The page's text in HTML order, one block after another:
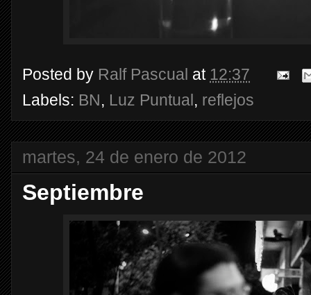
Posted by Ralf Pascual at 12:37
Labels: BN, Luz Puntual, reflejos
martes, 24 de enero de 2012
Septiembre